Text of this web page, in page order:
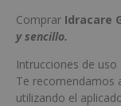
Comprar Idracare
y sencillo.
Intrucciones de uso
Te recomendamos
utilizando el